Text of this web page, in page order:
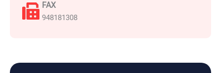
FAX
948181308